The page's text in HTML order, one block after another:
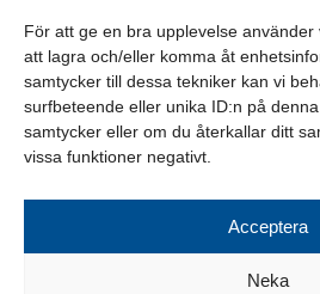
För att ge en bra upplevelse
att lagra och/eller komma åt
samtycker till dessa tekniker kan vi
surfbeteende eller unika ID:n på
samtycker eller om du återkallar ditt
vissa funktioner negativt.
Acceptera
Neka
Försäljningsvillkor
Leveransvillkor
FÖLJ OSS PÅ